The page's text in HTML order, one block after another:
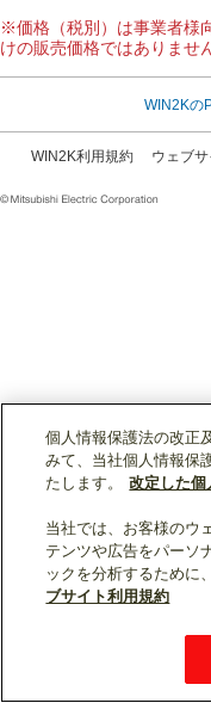
※価格（税別）は事業者様
けの販売価格ではありませ
WIN2Kの
WIN2K利用規約 ウェブ
個人情報保護法の改正
みて、当社個人情報保
たします。
改定した個
当社では、お客様のウ
テンツや広告をパーソ
ックを分析するために
ブサイト利用規約